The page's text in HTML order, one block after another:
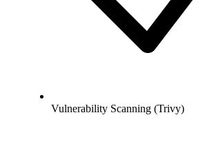
Vulnerability Scanning (Trivy)